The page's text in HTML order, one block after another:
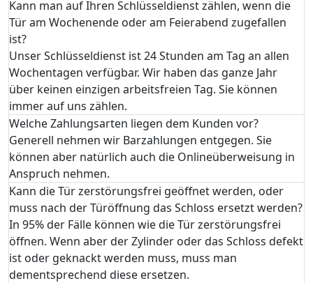
Kann man auf Ihren Schlüsseldienst zählen, wenn die
Tür am Wochenende oder am Feierabend zugefallen
ist?
Unser Schlüsseldienst ist 24 Stunden am Tag an allen
Wochentagen verfügbar. Wir haben das ganze Jahr
über keinen einzigen arbeitsfreien Tag. Sie können
immer auf uns zählen.
Welche Zahlungsarten liegen dem Kunden vor?
Generell nehmen wir Barzahlungen entgegen. Sie
können aber natürlich auch die Onlineüberweisung in
Anspruch nehmen.
Kann die Tür zerstörungsfrei geöffnet werden, oder
muss nach der Türöffnung das Schloss ersetzt werden?
In 95% der Fälle können wie die Tür zerstörungsfrei
öffnen. Wenn aber der Zylinder oder das Schloss defekt
ist oder geknackt werden muss, muss man
dementsprechend diese ersetzen.